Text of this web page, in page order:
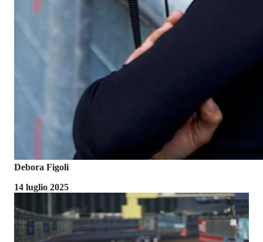
Debora Figoli
14 luglio 2025